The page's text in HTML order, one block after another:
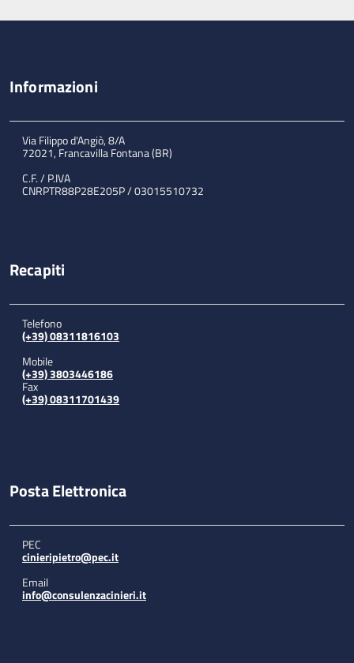
Informazioni
Via Filippo d'Angiò, 8/A
72021, Francavilla Fontana (BR)
C.F. / P.IVA
CNRPTR88P28E205P / 03015510732
Recapiti
Telefono
(+39) 08311816103
Mobile
(+39) 3803446186
Fax
(+39) 08311701439
Posta Elettronica
PEC
cinieripietro@pec.it
Email
info@consulenzacinieri.it